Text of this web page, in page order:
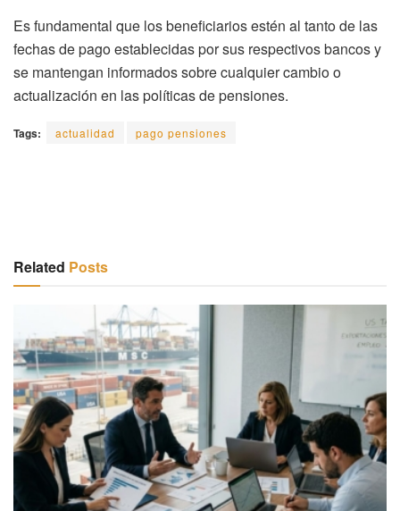
Es fundamental que los beneficiarios estén al tanto de las
fechas de pago establecidas por sus respectivos bancos y
se mantengan informados sobre cualquier cambio o
actualización en las políticas de pensiones.
Tags: actualidad pago pensiones
Related Posts